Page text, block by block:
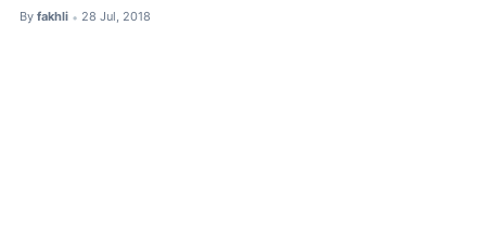
By fakhli • 28 Jul, 2018